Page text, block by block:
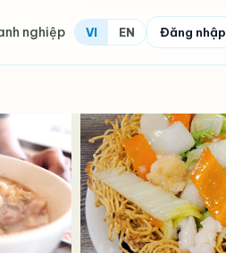
nghiệp VI EN Đăng nhập